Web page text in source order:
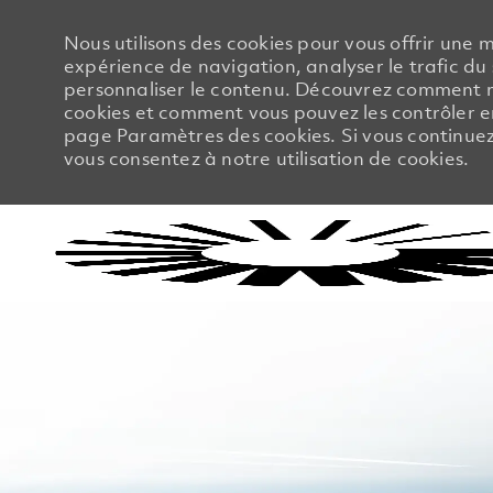
Nous utilisons des cookies pour vous offrir une
expérience de navigation, analyser le trafic du
personnaliser le contenu. Découvrez comment
cookies et comment vous pouvez les contrôler
page Paramètres des cookies. Si vous
vous consentez à notre utilisation de cookies.